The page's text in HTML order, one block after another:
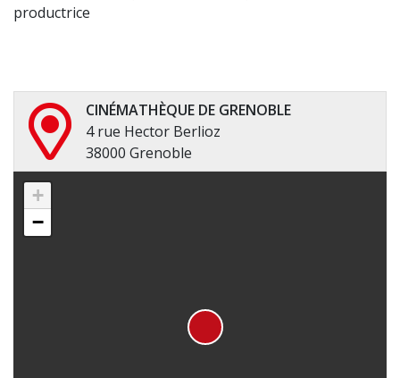
productrice
CINÉMATHÈQUE DE GRENOBLE
4 rue Hector Berlioz
38000 Grenoble
+
−